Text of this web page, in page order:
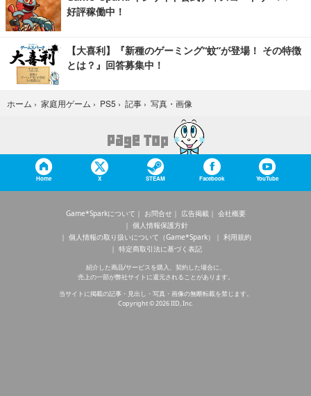
好評稼働中！
【大喜利】『新種のゲーミング“蚊”が登場！ その特徴
とは？』回答募集中！
ホーム › 家庭用ゲーム › PS5 › 記事 › 写真・画像
Home X STEAM Facebook YouTube
Game*Sparkについて お問合せ 広告掲載
会社概要
個人情報保護方針
個人情報の取り扱いについて（Game*Spark）
利用規約
特定商取引法に基づく表記
紹介した商品/サービスを購入、契約した場合に、
売上の一部が弊社サイトに還元されることがあります。
当サイトに掲載の記事・見出し・写真・画像の無断転載を禁じます。
Copyright © 2026 IID, Inc.